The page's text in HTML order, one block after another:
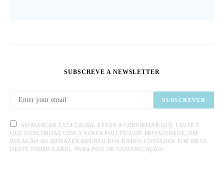
SUBSCREVE A NEWSLETTER
SUBSCREVER
AO MARCAR ESTA CAIXA, ESTÁS A CONFIRMAR QUE LESTE E
QUE CONCORDAS COM A NOSSA POLÍTICA DE PRIVACIDADE, EM
RELAÇÃO AO ARMAZENAMENTO DOS DADOS ENVIADOS POR MEIO
DESTE FORMULÁRIO, PARA FINS DE COMUNICAÇÃO.